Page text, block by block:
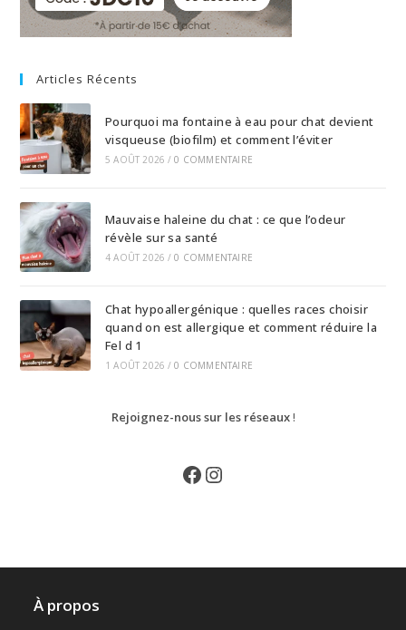
Articles Récents
Pourquoi ma fontaine à eau pour chat devient
visqueuse (biofilm) et comment l’éviter
5 AOÛT 2026 / 0 COMMENTAIRE
Mauvaise haleine du chat : ce que l’odeur
révèle sur sa santé
4 AOÛT 2026 / 0 COMMENTAIRE
Chat hypoallergénique : quelles races choisir
quand on est allergique et comment réduire la
Fel d 1
1 AOÛT 2026 / 0 COMMENTAIRE
Rejoignez-nous sur les réseaux!
FacebookInstagram
À propos